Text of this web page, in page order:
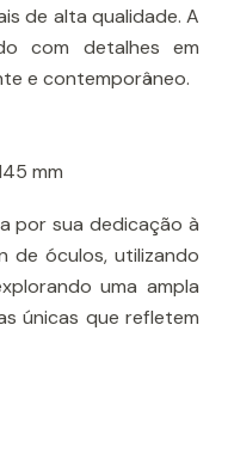
de alta qualidade. A
com detalhes em
e contemporâneo.
mm
por sua dedicação à
de óculos, utilizando
uma ampla
únicas que refletem